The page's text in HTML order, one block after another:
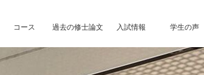
コース 過去の修士論文 入試情報 学生の声